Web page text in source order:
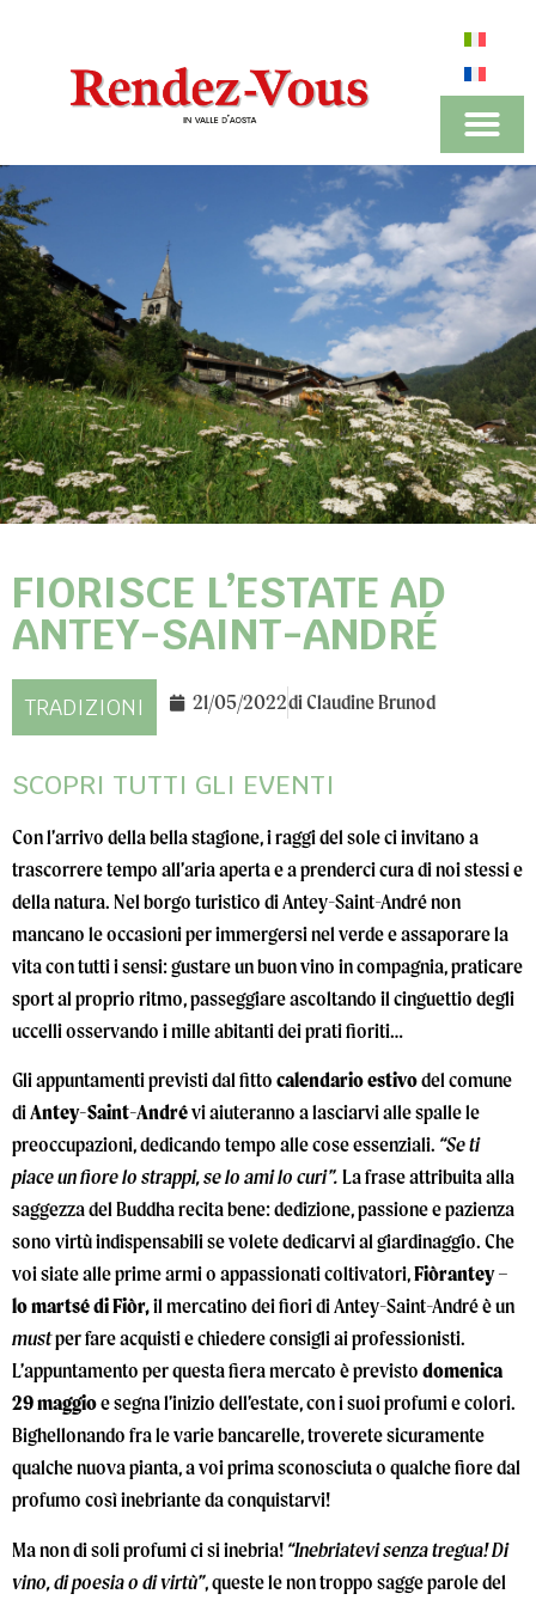
FIORISCE L’ESTATE AD
ANTEY-SAINT-ANDRÉ
TRADIZIONI 21/05/2022diClaudine Brunod
SCOPRI TUTTI GLI EVENTI
Con l’arrivo della bella stagione, i raggi del sole ci invitano a
trascorrere tempo all’aria aperta e a prenderci cura di noi stessi e
della natura. Nel borgo turistico di Antey-Saint-André non
mancano le occasioni per immergersi nel verde e assaporare la
vita con tutti i sensi: gustare un buon vino in compagnia, praticare
sport al proprio ritmo, passeggiare ascoltando il cinguettio degli
uccelli osservando i mille abitanti dei prati fioriti…
Gli appuntamenti previsti dal fitto calendario estivodel comune
diAntey-Saint-Andrévi aiuteranno a lasciarvi alle spalle le
preoccupazioni, dedicando tempo alle cose essenziali. “Se ti
piace un fiore lo strappi, se lo ami lo curi”. La frase attribuita alla
saggezza del Buddha recita bene: dedizione, passione e pazienza
sono virtù indispensabili se volete dedicarvi al giardinaggio. Che
voi siate alle prime armi o appassionati coltivatori,Fiòrantey –
lo martsé di Fiòr,il mercatino dei fiori di Antey-Saint-André è un
mustper fare acquisti e chiedere consigli ai professionisti.
L’appuntamento per questa fiera mercato è previsto domenica
29 maggioe segna l’inizio dell’estate, con i suoi profumi e colori.
Bighellonando fra le varie bancarelle, troverete sicuramente
qualche nuova pianta, a voi prima sconosciuta o qualche fiore dal
profumo così inebriante da conquistarvi!
Ma non di soli profumi ci si inebria! “Inebriatevi senza tregua! Di
vino, di poesia o di virtù”, queste le non troppo sagge parole del